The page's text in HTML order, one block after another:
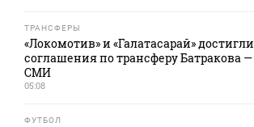
ТРАНСФЕРЫ
«Локомотив» и «Галатасарай» достигли
соглашения по трансферу Батракова —
СМИ
05:08
ФУТБОЛ